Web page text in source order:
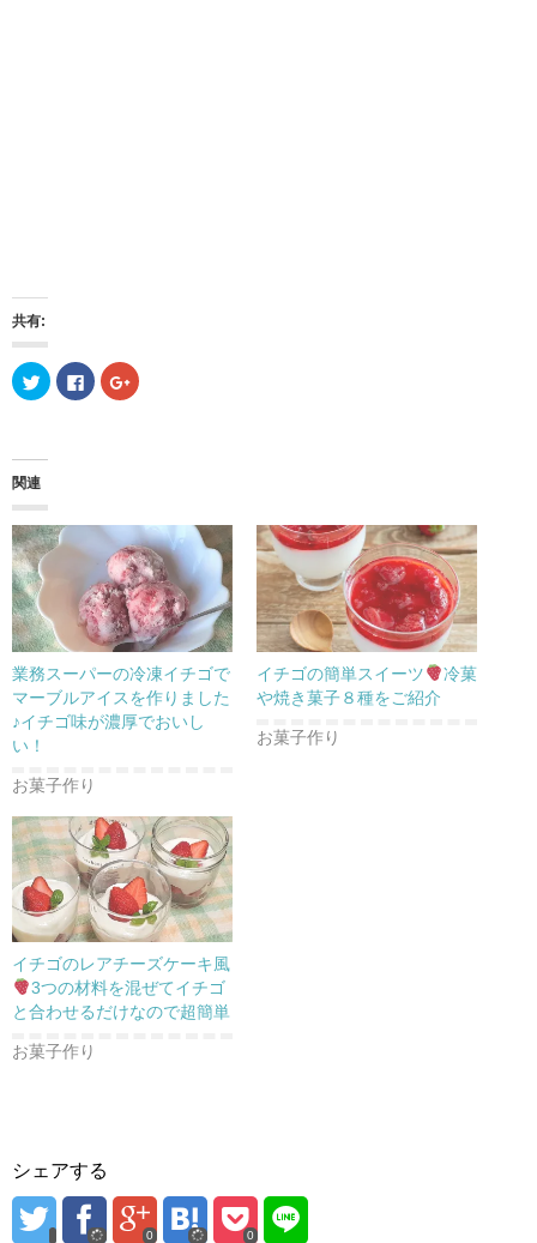
共有:
ク
リ
T
t
t
e
r
で
共
有
(
新
し
い
ウ
ィ
ン
ド
ウ
ま
す
F
a
有
る
は
ク
リ
ッ
ク
し
て
く
だ
さ
い
(
い
ウ
ン
ド
ウ
で
開
き
ま
す
)
ク
リ
l
e
+
で
共
有
(
新
し
い
ウ
ィ
ン
ド
ウ
で
関連
業務スーパーの冷凍イチゴで
マーブルアイスを作りました
♪イチゴ味が濃厚でおいし
い！
お菓子作り
イチゴの簡単スイーツ
冷菓
や焼き菓子８種をご紹介
お菓子作り
イチゴのレアチーズケーキ風
3つの材料を混ぜてイチゴ
と合わせるだけなので超簡単
お菓子作り
シェアする
0 0